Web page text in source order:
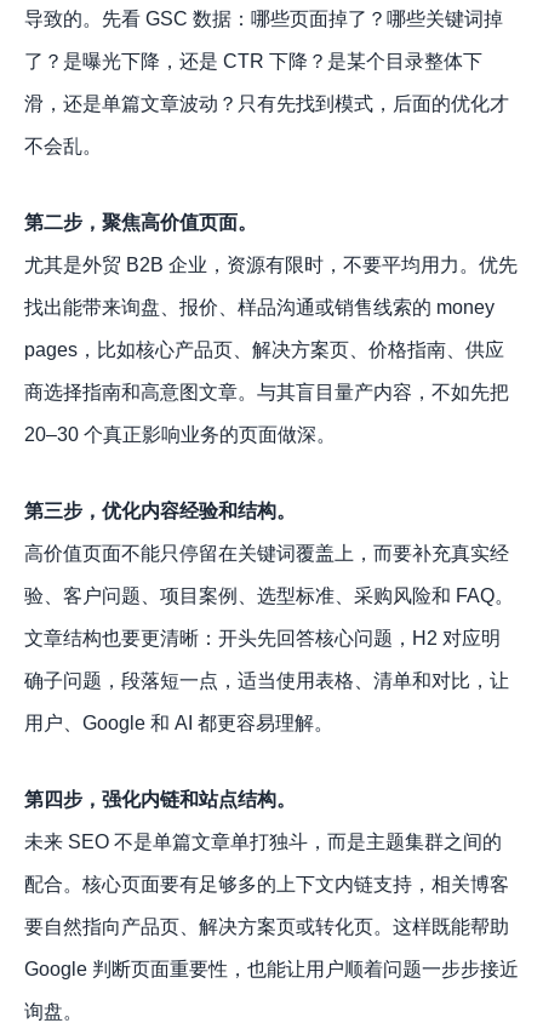
导致的。先看 GSC 数据：哪些页面掉了？哪些关键词掉
了？是曝光下降，还是 CTR 下降？是某个目录整体下
滑，还是单篇文章波动？只有先找到模式，后面的优化才
不会乱。
第二步，聚焦高价值页面。
尤其是外贸 B2B 企业，资源有限时，不要平均用力。优先
找出能带来询盘、报价、样品沟通或销售线索的 money
pages，比如核心产品页、解决方案页、价格指南、供应
商选择指南和高意图文章。与其盲目量产内容，不如先把
20–30 个真正影响业务的页面做深。
第三步，优化内容经验和结构。
高价值页面不能只停留在关键词覆盖上，而要补充真实经
验、客户问题、项目案例、选型标准、采购风险和 FAQ。
文章结构也要更清晰：开头先回答核心问题，H2 对应明
确子问题，段落短一点，适当使用表格、清单和对比，让
用户、Google 和 AI 都更容易理解。
第四步，强化内链和站点结构。
未来 SEO 不是单篇文章单打独斗，而是主题集群之间的
配合。核心页面要有足够多的上下文内链支持，相关博客
要自然指向产品页、解决方案页或转化页。这样既能帮助
Google 判断页面重要性，也能让用户顺着问题一步步接近
询盘。